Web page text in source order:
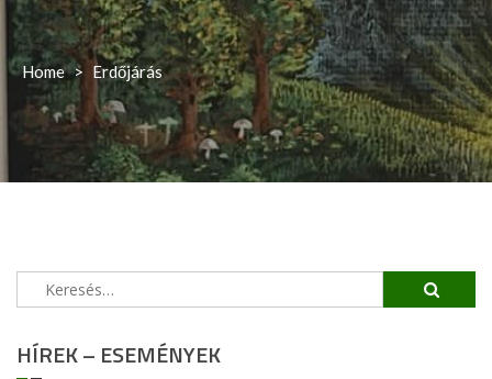
Home > Erdőjárás
Keresés:
HÍREK – ESEMÉNYEK